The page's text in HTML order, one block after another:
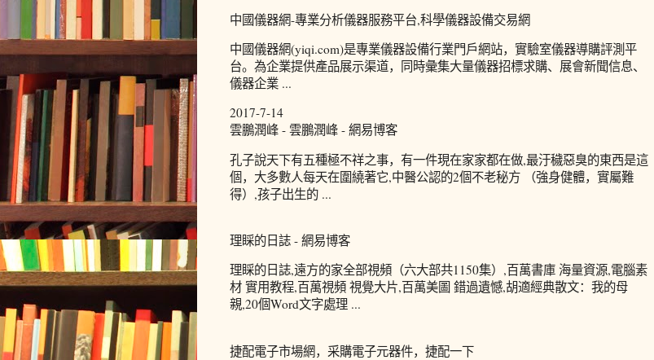
中國儀器網-專業分析儀器服務平台,科學儀器設備交易網
中國儀器網(yiqi.com)是專業儀器設備行業門戶網站，實驗室儀器導購評測平
台。為企業提供產品展示渠道，同時彙集大量儀器招標求購、展會新聞信息、
儀器企業 ...
2017-7-14
雲鵬潤峰 - 雲鵬潤峰 - 網易博客
孔子說天下有五種極不祥之事，有一件現在家家都在做,最汙穢惡臭的東西是這
個，大多數人每天在圍繞著它,中醫公認的2個不老秘方 （強身健體，實屬難
得）,孩子出生的 ...
理睬的日誌 - 網易博客
理睬的日誌,遠方的家全部視頻（六大部共1150集）,百萬書庫 海量資源,電腦素
材 實用教程,百萬視頻 視覺大片,百萬美圖 錯過遺憾,胡適經典散文：我的母
親,20個Word文字處理 ...
捷配電子市場網，采購電子元器件，捷配一下